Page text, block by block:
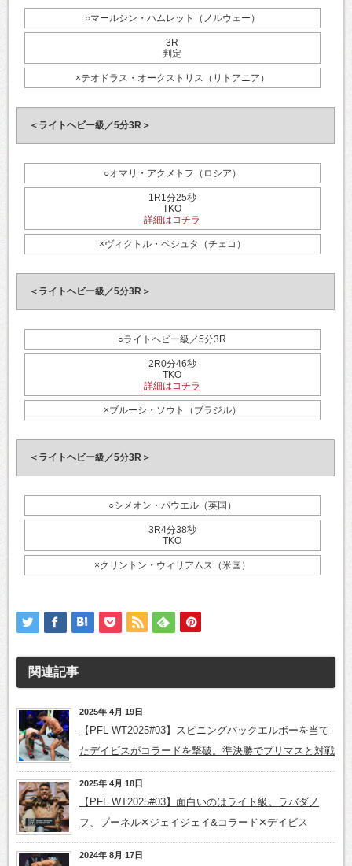
○マールシン・ハムレット（ノルウェー）
3R
判定
×テオドラス・オークストリス（リトアニア）
＜ライトヘビー級／5分3R＞
○オマリ・アクメトフ（ロシア）
1R1分25秒
TKO
詳細はコチラ
×ヴィクトル・ペシュタ（チェコ）
＜ライトヘビー級／5分3R＞
○ライトヘビー級／5分3R
2R0分46秒
TKO
詳細はコチラ
×ブルーシ・ソウト（ブラジル）
＜ライトヘビー級／5分3R＞
○シメオン・パウエル（英国）
3R4分38秒
TKO
×クリントン・ウィリアムス（米国）
関連記事
2025年 4月 19日
【PFL WT2025#03】スピニングバックエルボーを当て
たデイビスがコラードを撃破。準決勝でプリマスと対戦
2025年 4月 18日
【PFL WT2025#03】面白いのはライト級。ラバダノ
フ、ブーネル✕ジェイジェイ&コラード✕デイビス
2024年 8月 17日